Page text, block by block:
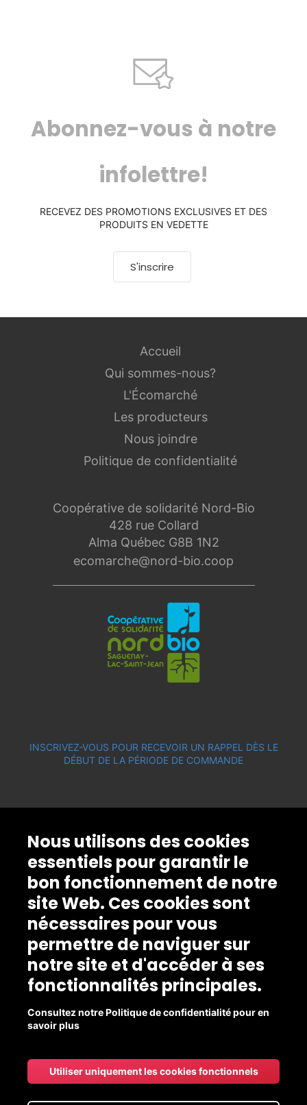
Abonnez-vous à notre
infolettre!
RECEVEZ DES PROMOTIONS EXCLUSIVES ET DES
PRODUITS EN VEDETTE
S'inscrire
Coopérative de solidarité Nord-Bio
428 rue Collard
Alma Québec G8B 1N2
ecomarche@nord-bio.coop
Accueil
Qui sommes-nous?
L'Écomarché
Les producteurs
Nous joindre
Politique de confidentialité
INSCRIVEZ-VOUS POUR RECEVOIR UN RAPPEL DÈS LE
DÉBUT DE LA PÉRIODE DE COMMANDE
Nous utilisons des cookies
essentiels pour garantir le
bon fonctionnement de notre
site Web. Ces cookies sont
nécessaires pour vous
permettre de naviguer sur
notre site et d'accéder à ses
fonctionnalités principales.
Consultez notre Politique de confidentialité pour en
savoir plus
Utiliser uniquement les cookies fonctionnels